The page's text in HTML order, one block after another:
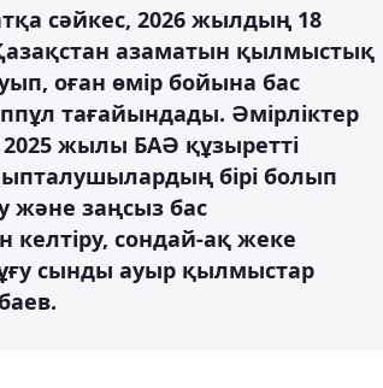
сәйкес, 2026 жылдың 18
азаматын қылмыстық
оған өмір бойына бас
тағайындады. Әмірліктер
жылы БАӘ құзыретті
бірі болып
және заңсыз бас
сондай-ақ жеке
сынды ауыр қылмыстар